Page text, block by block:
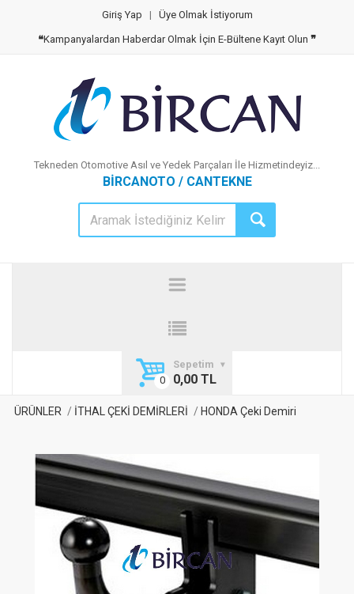
Giriş Yap | Üye Olmak İstiyorum
❝Kampanyalardan Haberdar Olmak İçin E-Bültene Kayıt Olun ❞
Tekneden Otomotive Asıl ve Yedek Parçaları İle Hizmetindeyiz...
BİRCANOTO / CANTEKNE
Sepetim
0,00 TL
ÜRÜNLER İTHAL ÇEKİ DEMİRLERİ HONDA Çeki Demiri